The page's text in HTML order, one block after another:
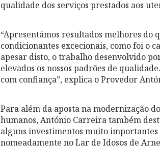
qualidade dos serviços prestados aos
“Apresentámos resultados melhores do
condicionantes excecionais, como foi o
apesar disto, o trabalho desenvolvido
elevados os nossos padrões de
com confiança”, explica o Provedor
Para além da aposta na modernização
humanos, António Carreira também
alguns investimentos muito
nomeadamente no Lar de Idosos de